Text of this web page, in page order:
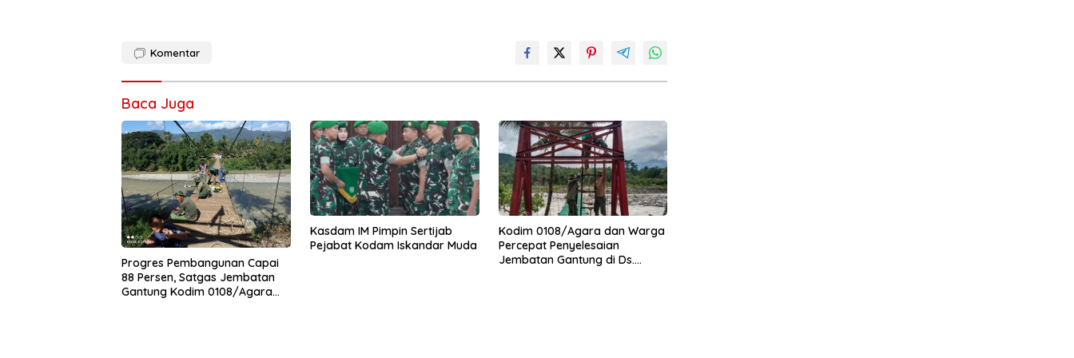
Komentar
Baca Juga
Progres Pembangunan Capai
88 Persen, Satgas Jembatan
Gantung Kodim 0108/Agara
Kasdam IM Pimpin Sertijab
Pejabat Kodam Iskandar Muda
Kodim 0108/Agara dan Warga
Percepat Penyelesaian
Jembatan Gantung di Ds.